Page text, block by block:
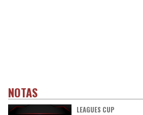
NOTAS
LEAGUES CUP